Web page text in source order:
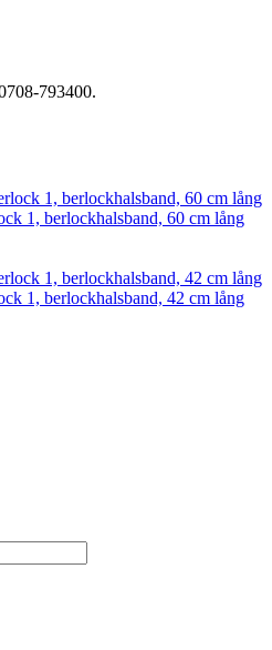
793400.
1, berlockhalsband, 60 cm lång
1, berlockhalsband, 42 cm lång